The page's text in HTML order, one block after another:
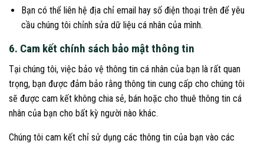
Bạn có thể liên hệ địa chỉ email hay số điện thoại trên để yêu
cầu chúng tôi chỉnh sửa dữ liệu cá nhân của mình.
6. Cam kết chính sách bảo mật thông tin
Tại chúng tôi, việc bảo vệ thông tin cá nhân của bạn là rất quan
trọng, bạn được đảm bảo rằng thông tin cung cấp cho chúng tôi
sẽ được cam kết không chia sẻ, bán hoặc cho thuê thông tin cá
nhân của bạn cho bất kỳ người nào khác.
Chúng tôi cam kết chỉ sử dụng các thông tin của bạn vào các